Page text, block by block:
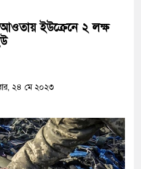
ইউক্রেনে ২ লক্ষ
২৪ মে ২০২৩